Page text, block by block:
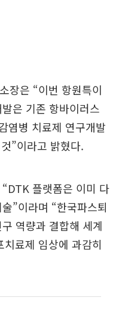
장은 “이번 항원특이
은 기존 항바이러스
염병 치료제 연구개발
”이라고 밝혔다.
플랫폼은 이미 다
”이라며 “한국파스퇴
역량과 결합해 세계
치료제 임상에 과감히